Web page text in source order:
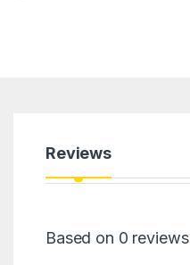
Reviews
Based on 0 reviews